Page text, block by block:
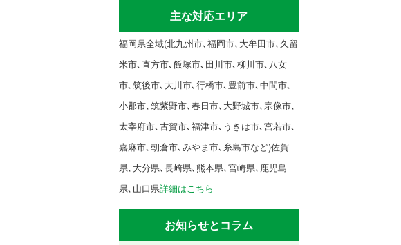
主な対応エリア
福岡県全域(北九州市､福岡市､大牟田市､久留
米市､直方市､飯塚市､田川市､柳川市､八女
市､筑後市､大川市､行橋市､豊前市､中間市､
小郡市､筑紫野市､春日市､大野城市､宗像市､
太宰府市､古賀市､福津市､うきは市､宮若市､
嘉麻市､朝倉市､みやま市､糸島市など)佐賀
県､大分県､長崎県､熊本県､宮崎県､鹿児島
県､山口県詳細はこちら
お知らせとコラム